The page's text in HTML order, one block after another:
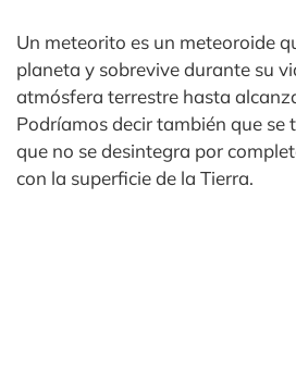
Un meteorito es un meteoroide
planeta y sobrevive durante su
atmósfera terrestre hasta
Podríamos decir también que se
que no se desintegra por
con la superficie de la Tierra.